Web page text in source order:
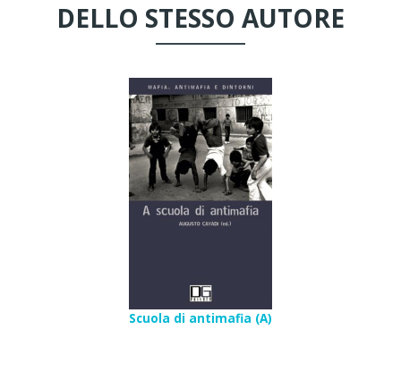
DELLO STESSO AUTORE
Scuola di antimafia (A)